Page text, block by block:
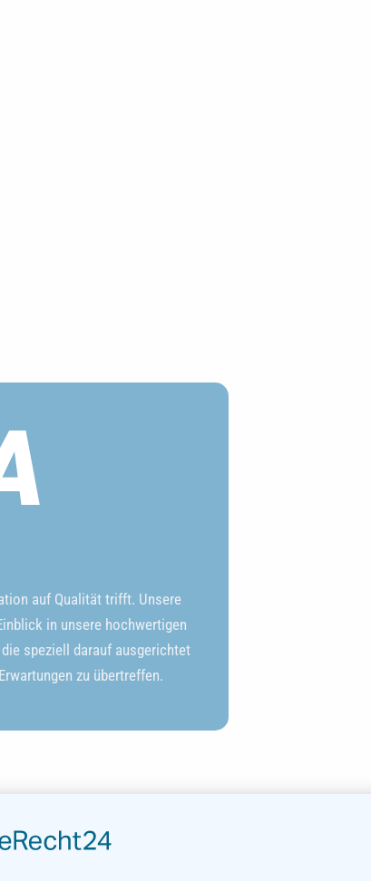
auf Qualität trifft. Unsere
in unsere hochwertigen
speziell darauf ausgerichtet
zu übertreffen.